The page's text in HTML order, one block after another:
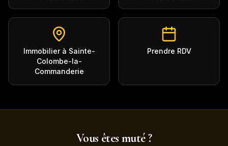
Immobilier à Sainte-
Colombe-la-
Commanderie
Prendre RDV
Vous êtes muté ?